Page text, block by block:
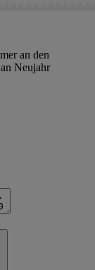
an den
Neujahr